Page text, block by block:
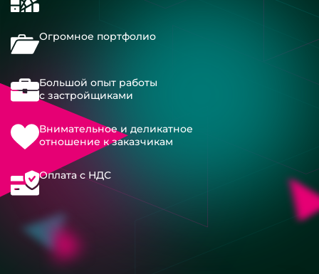
Огромное портфолио
Большой опыт работы
с застройщиками
Внимательное и деликатное
отношение к заказчикам
Оплата с НДС